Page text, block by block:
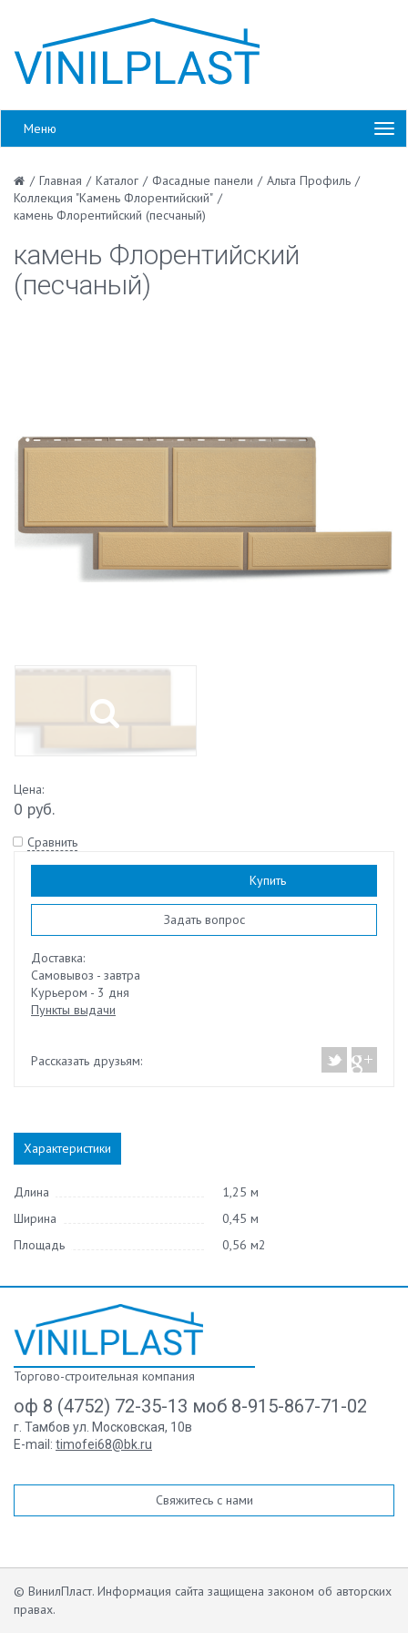
Меню
/ Главная / Каталог / Фасадные панели / Альта Профиль /
Коллекция "Камень Флорентийский" /
камень Флорентийский (песчаный)
камень Флорентийский
(песчаный)
Цена:
0 руб.
Сравнить
Купить
Задать вопрос
Доставка:
Самовывоз - завтра
Курьером - 3 дня
Пункты выдачи
Рассказать друзьям:
Характеристики
Длина
1,25 м
Ширина
0,45 м
Площадь
0,56 м2
Торгово-строительная компания
оф 8 (4752) 72-35-13 моб 8-915-867-71-02
г. Тамбов ул. Московская, 10в
E-mail: timofei68@bk.ru
Свяжитесь с нами
© ВинилПласт. Информация сайта защищена законом об авторских
правах.